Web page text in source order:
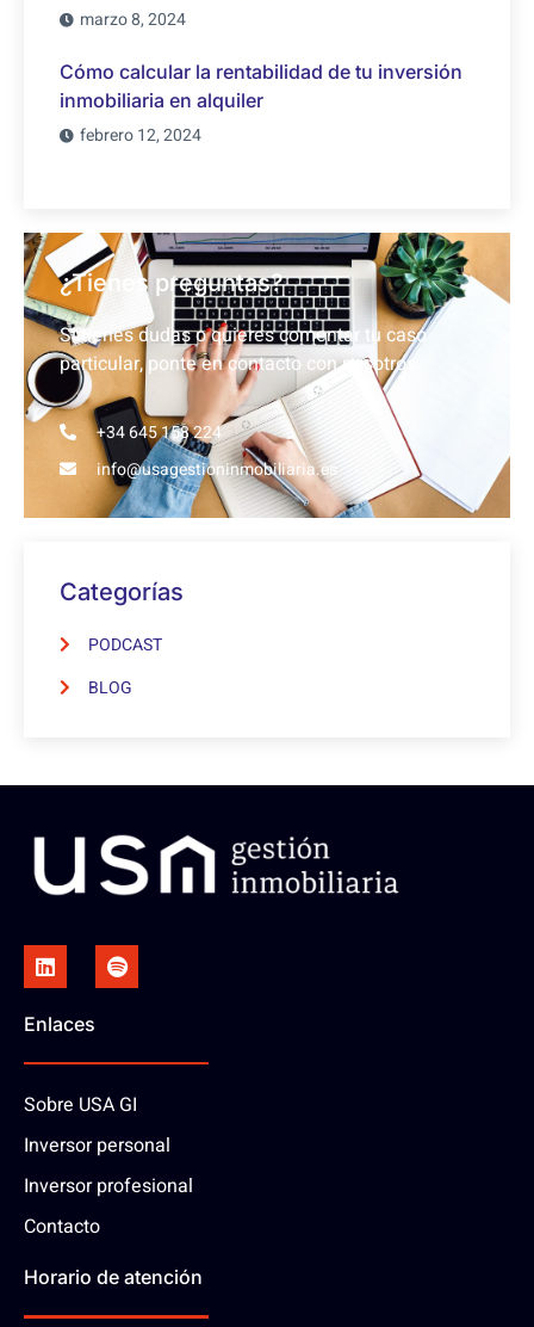
marzo 8, 2024
Cómo calcular la rentabilidad de tu inversión
inmobiliaria en alquiler
febrero 12, 2024
¿Tienes preguntas?
Si tienes dudas o quieres comentar tu caso
particular, ponte en contacto con nosotros.
+34 645 158 224
info@usagestioninmobiliaria.es
Categorías
PODCAST
BLOG
Enlaces
Sobre USA GI
Inversor personal
Inversor profesional
Contacto
Horario de atención